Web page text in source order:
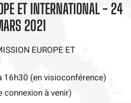
ET INTERNATIONAL - 24
2021
EUROPE ET
16h30 (en visioconférence)
connexion à venir)